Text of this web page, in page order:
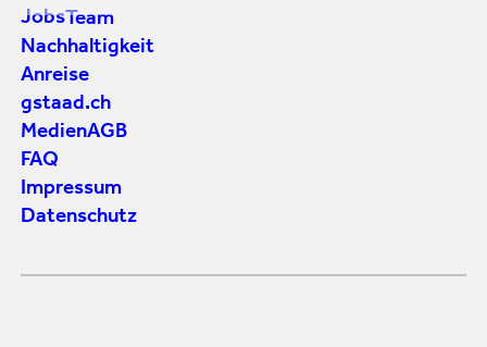
Jobs Team
Nachhaltigkeit
Anreise
gstaad.ch
MedienAGB
FAQ
Impressum
Datenschutz